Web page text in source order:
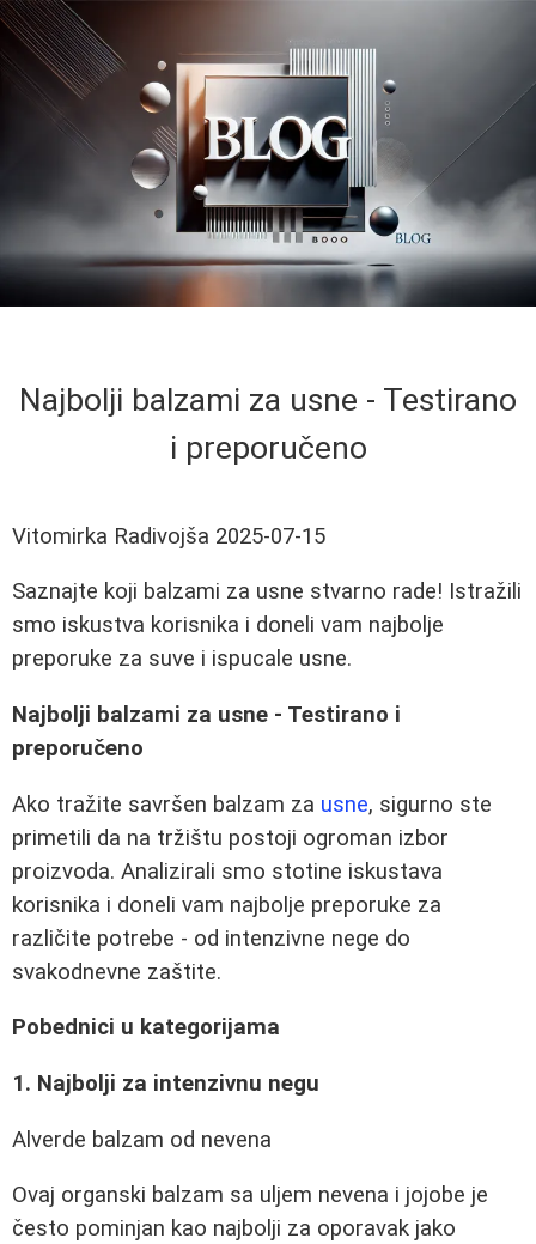
Najbolji balzami za usne - Testirano
i preporučeno
Vitomirka Radivojša 2025-07-15
Saznajte koji balzami za usne stvarno rade! Istražili
smo iskustva korisnika i doneli vam najbolje
preporuke za suve i ispucale usne.
Najbolji balzami za usne - Testirano i
preporučeno
Ako tražite savršen balzam za usne, sigurno ste
primetili da na tržištu postoji ogroman izbor
proizvoda. Analizirali smo stotine iskustava
korisnika i doneli vam najbolje preporuke za
različite potrebe - od intenzivne nege do
svakodnevne zaštite.
Pobednici u kategorijama
1. Najbolji za intenzivnu negu
Alverde balzam od nevena
Ovaj organski balzam sa uljem nevena i jojobe je
često pominjan kao najbolji za oporavak jako